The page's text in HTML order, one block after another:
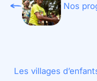
Nos
Les villages